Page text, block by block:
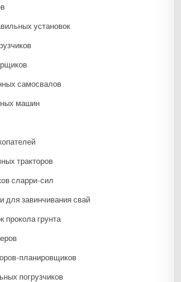
установок
самосвалов
машин
тракторов
сларри-сил
для завинчивания свай
прокола грунта
планировщиков
погрузчиков